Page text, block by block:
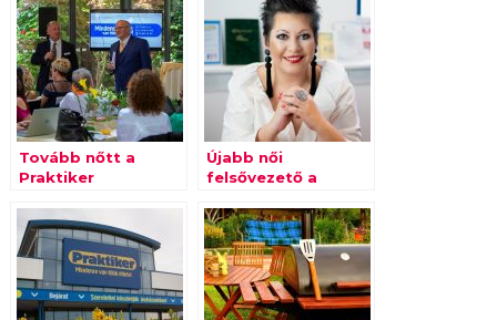
Tovább nőtt a
Praktiker
Újabb női
felsővezető a
menedzsmentjében